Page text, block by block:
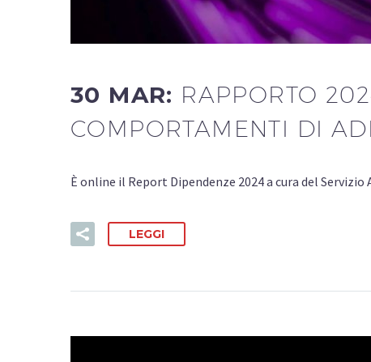
30 MAR: RAPPORTO
COMPORTAMENTI DI
È online il Report Dipendenze 2024 a cura del
LEGGI